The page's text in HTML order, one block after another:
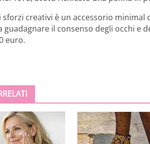
creativi è un accessorio
guadagnare il consenso degli occhi e
euro.